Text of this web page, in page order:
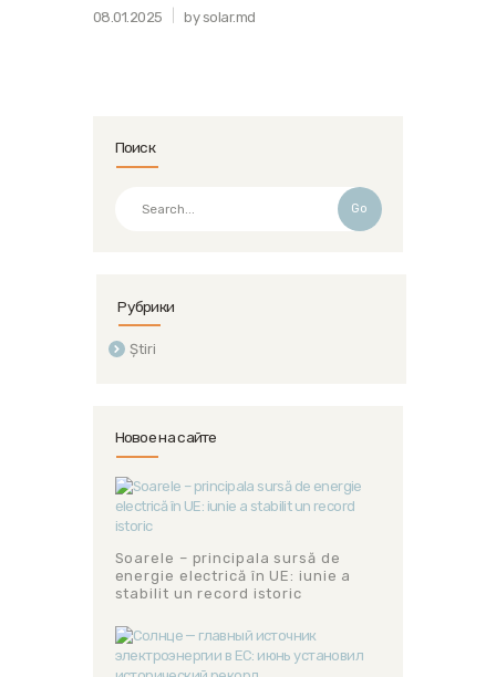
08.01.2025 by solar.md
Поиск
Go
Рубрики
Știri
Новое на сайте
Soarele – principala sursă de
energie electrică în UE: iunie a
stabilit un record istoric